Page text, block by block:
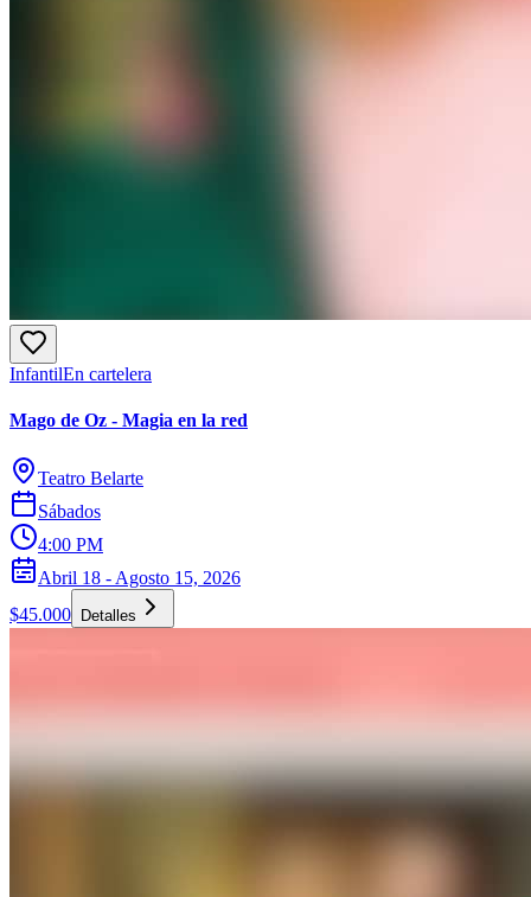
InfantilEn cartelera
Mago de Oz - Magia en la red
Teatro Belarte
Sábados
4:00 PM
Abril 18 - Agosto 15, 2026
$45.000
Detalles